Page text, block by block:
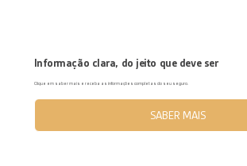
Informação clara, do jeito que deve ser
Clique em saber mais e receba as informações completas do seu seguro.
SABER MAIS